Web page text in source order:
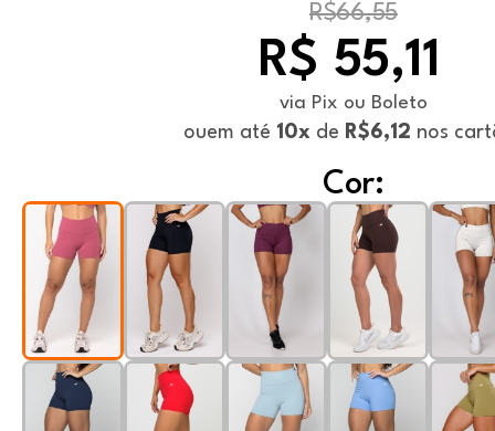
R$66,55
R$ 55,11
via Pix ou Boleto
ouem até 10x de R$6,12 nos
Cor: